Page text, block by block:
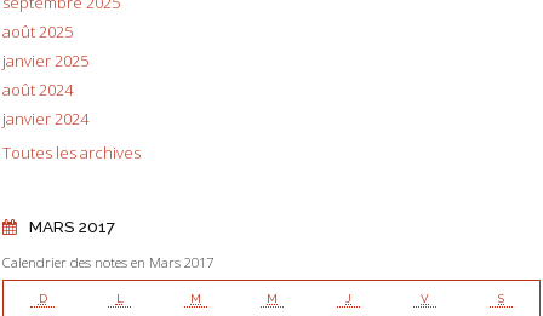
août 2025
janvier 2025
août 2024
janvier 2024
Toutes les archives
MARS 2017
Calendrier des notes en Mars 2017
D L M M J V S